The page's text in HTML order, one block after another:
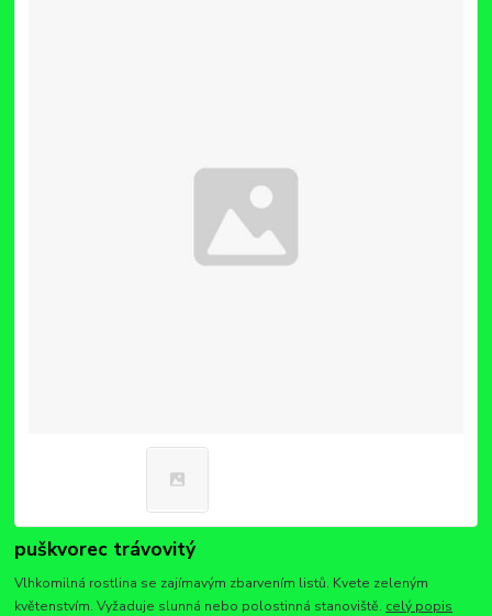
puškvorec trávovitý
Vlhkomilná rostlina se zajímavým zbarvením listů. Kvete zeleným
květenstvím. Vyžaduje slunná nebo polostinná stanoviště. celý popis